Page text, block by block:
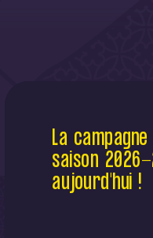
ce
de
La
saison
aujourd'hui !